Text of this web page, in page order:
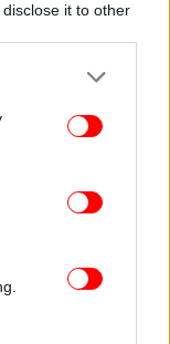
it to other
or more Google
You may click to
party tags to
in below Google
έπεσε σε